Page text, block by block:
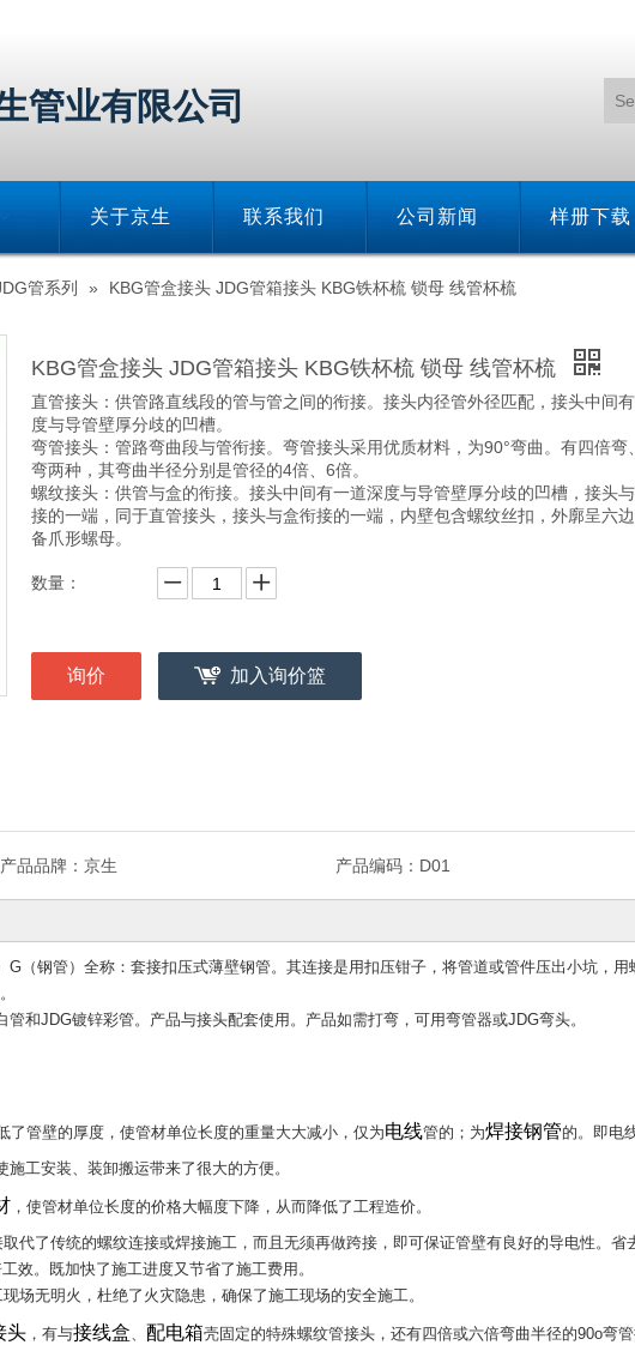
管业有限公司
关于京生 联系我们 公司新闻 样册下载
管系列 » KBG管盒接头 JDG管箱接头 KBG铁杯梳 锁母 线管杯梳
KBG管盒接头 JDG管箱接头 KBG铁杯梳 锁母 线管杯梳
直管接头：供管路直线段的管与管之间的衔接。接头内径管外径匹配，接头中间
度与导管壁厚分歧的凹槽。
弯管接头：管路弯曲段与管衔接。弯管接头采用优质材料，为90°弯曲。有四倍弯
弯两种，其弯曲半径分别是管径的4倍、6倍。
螺纹接头：供管与盒的衔接。接头中间有一道深度与导管壁厚分歧的凹槽，接头
接的一端，同于直管接头，接头与盒衔接的一端，内壁包含螺纹丝扣，外廓呈六
备爪形螺母。
数量：
询价 加入询价篮
产品品牌： 京生 产品编码： D01
（钢管）全称：套接扣压式薄壁钢管。其连接是用扣压钳子，将管道或管件压出小坑，用
和JDG镀锌彩管。产品与接头配套使用。产品如需打弯，可用弯管器或JDG弯头。
了管壁的厚度，使管材单位长度的重量大大减小，仅为电线管的；为焊接钢管的。即电
工安装、装卸搬运带来了很大的方便。
，使管材单位长度的价格大幅度下降，从而降低了工程造价。
代了传统的螺纹连接或焊接施工，而且无须再做跨接，即可保证管壁有良好的导电性。省
效。既加快了施工进度又节省了施工费用。
场无明火，杜绝了火灾隐患，确保了施工现场的安全施工。
头 ，有与接线盒、 配电箱壳固定的特殊螺纹管接头，还有四倍或六倍弯曲半径的90o弯管